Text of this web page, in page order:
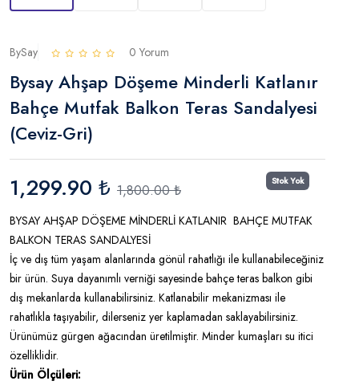
BySay 0 Yorum
Bysay Ahşap Döşeme Minderli Katlanır
Bahçe Mutfak Balkon Teras Sandalyesi
(Ceviz-Gri)
Stok Yok
1,299.90 ₺ 1,800.00 ₺
BYSAY AHŞAP DÖŞEME MİNDERLİ KATLANIR BAHÇE MUTFAK
BALKON TERAS SANDALYESİ
İç ve dış tüm yaşam alanlarında gönül rahatlığı ile kullanabileceğiniz
bir ürün. Suya dayanımlı verniği sayesinde bahçe teras balkon gibi
dış mekanlarda kullanabilirsiniz. Katlanabilir mekanizması ile
rahatlıkla taşıyabilir, dilerseniz yer kaplamadan saklayabilirsiniz.
Ürünümüz gürgen ağacından üretilmiştir. Minder kumaşları su itici
özelliklidir.
Ürün Ölçüleri: